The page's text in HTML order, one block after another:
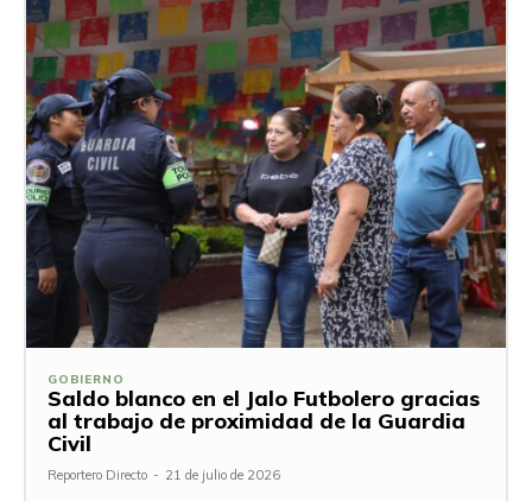
GOBIERNO
Saldo blanco en el Jalo Futbolero gracias
al trabajo de proximidad de la Guardia
Civil
Reportero Directo - 21 de julio de 2026